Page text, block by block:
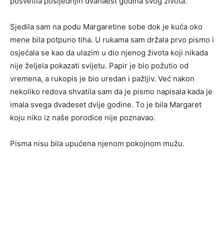
Sjedila sam na podu Margaretine sobe dok je kuća oko
mene bila potpuno tiha. U rukama sam držala prvo pismo i
osjećala se kao da ulazim u dio njenog života koji nikada
nije željela pokazati svijetu. Papir je bio požutio od
vremena, a rukopis je bio uredan i pažljiv. Već nakon
nekoliko redova shvatila sam da je pismo napisala kada je
imala svega dvadeset dvije godine. To je bila Margaret
koju niko iz naše porodice nije poznavao.
Pisma nisu bila upućena njenom pokojnom mužu.